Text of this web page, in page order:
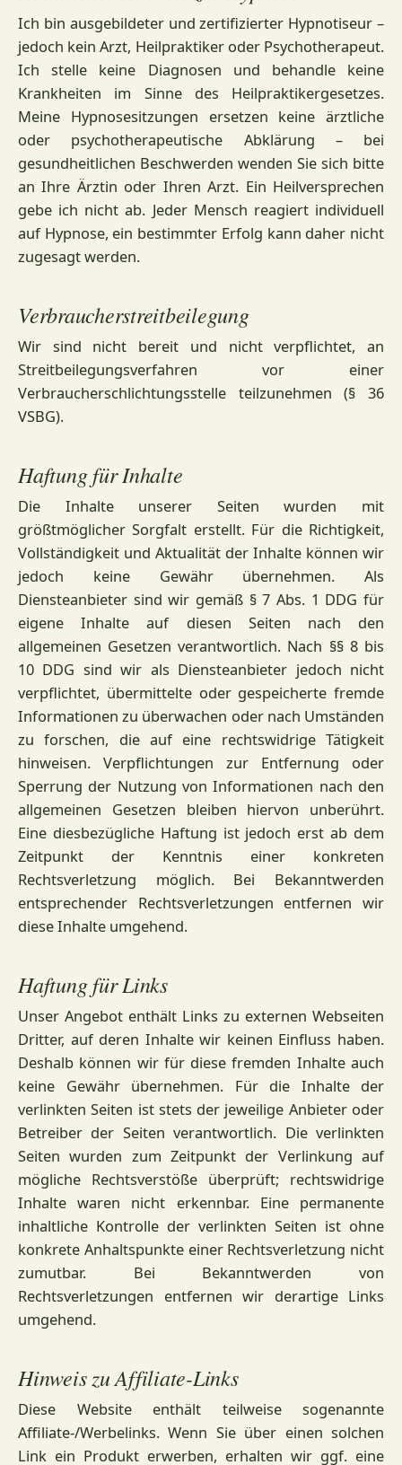
Ich bin ausgebildeter und zertifizierter Hypnotiseur –
jedoch kein Arzt, Heilpraktiker oder Psychotherapeut.
Ich stelle keine Diagnosen und behandle keine
Krankheiten im Sinne des Heilpraktikergesetzes.
Meine Hypnosesitzungen ersetzen keine ärztliche
oder psychotherapeutische Abklärung – bei
gesundheitlichen Beschwerden wenden Sie sich bitte
an Ihre Ärztin oder Ihren Arzt. Ein Heilversprechen
gebe ich nicht ab. Jeder Mensch reagiert individuell
auf Hypnose, ein bestimmter Erfolg kann daher nicht
zugesagt werden.
Verbraucherstreitbeilegung
Wir sind nicht bereit und nicht verpflichtet, an
Streitbeilegungsverfahren vor einer
Verbraucherschlichtungsstelle teilzunehmen (§ 36
VSBG).
Haftung für Inhalte
Die Inhalte unserer Seiten wurden mit
größtmöglicher Sorgfalt erstellt. Für die Richtigkeit,
Vollständigkeit und Aktualität der Inhalte können wir
jedoch keine Gewähr übernehmen. Als
Diensteanbieter sind wir gemäß § 7 Abs. 1 DDG für
eigene Inhalte auf diesen Seiten nach den
allgemeinen Gesetzen verantwortlich. Nach §§ 8 bis
10 DDG sind wir als Diensteanbieter jedoch nicht
verpflichtet, übermittelte oder gespeicherte fremde
Informationen zu überwachen oder nach Umständen
zu forschen, die auf eine rechtswidrige Tätigkeit
hinweisen. Verpflichtungen zur Entfernung oder
Sperrung der Nutzung von Informationen nach den
allgemeinen Gesetzen bleiben hiervon unberührt.
Eine diesbezügliche Haftung ist jedoch erst ab dem
Zeitpunkt der Kenntnis einer konkreten
Rechtsverletzung möglich. Bei Bekanntwerden
entsprechender Rechtsverletzungen entfernen wir
diese Inhalte umgehend.
Haftung für Links
Unser Angebot enthält Links zu externen Webseiten
Dritter, auf deren Inhalte wir keinen Einfluss haben.
Deshalb können wir für diese fremden Inhalte auch
keine Gewähr übernehmen. Für die Inhalte der
verlinkten Seiten ist stets der jeweilige Anbieter oder
Betreiber der Seiten verantwortlich. Die verlinkten
Seiten wurden zum Zeitpunkt der Verlinkung auf
mögliche Rechtsverstöße überprüft; rechtswidrige
Inhalte waren nicht erkennbar. Eine permanente
inhaltliche Kontrolle der verlinkten Seiten ist ohne
konkrete Anhaltspunkte einer Rechtsverletzung nicht
zumutbar. Bei Bekanntwerden von
Rechtsverletzungen entfernen wir derartige Links
umgehend.
Hinweis zu Affiliate-Links
Diese Website enthält teilweise sogenannte
Affiliate-/Werbelinks. Wenn Sie über einen solchen
Link ein Produkt erwerben, erhalten wir ggf. eine